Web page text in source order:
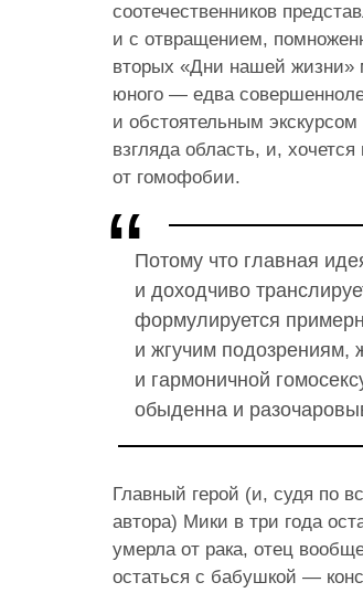
соотечественников
и с отвращением,
вторых «Дни нашей жизни»
юного — едва
и обстоятельным
взгляда область, и,
от гомофобии.
Потому что главная
и доходчиво
формулируется
и жгучим подозрениям,
и гармоничной
обыденна и
Главный герой (и, судя по
автора) Мики в три года
умерла от рака, отец
остаться с бабушкой —